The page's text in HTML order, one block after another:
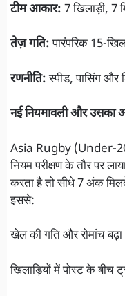
टीम आकार: 7 खिलाड़ी, 7
तेज़ गति:पारंपरिक 15-
रणनीति:स्पीड, पासिंग
नई नियमावली और उसका
Asia Rugby (Under-
नियम परीक्षण के तौर पर
करता है तो सीधे 7 अंक
इससे:
खेल की गति और रोमांच
खिलाड़ियों में पोस्ट के बीच